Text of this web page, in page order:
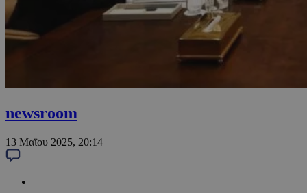
newsroom
13 Μαΐου 2025, 20:14